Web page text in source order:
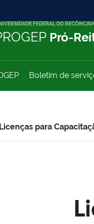
FEDERAL DO
Pró-
Boletim de
Licenças para